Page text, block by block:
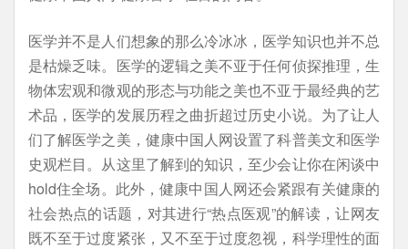
医学并不是人们想象的那么冷冰冰，医学知识也并不总
是枯燥乏味。医学的逻辑之美不亚于任何侦探推理，生
物体宏观和微观的形态与功能之美也不亚于最经典的艺
术品，医学的发展历程之曲折超过历史小说。为了让人
们了解医学之美，健康中国人网设置了科普美文和医学
史观栏目。从这里了解到的知识，至少会让你在闲谈中
hold住全场。此外，健康中国人网还会紧跟有关健康的
社会热点的话题，对其进行“热点医观”的解读，让网友
既不至于过度紧张，又不至于过度忽视，科学理性的面